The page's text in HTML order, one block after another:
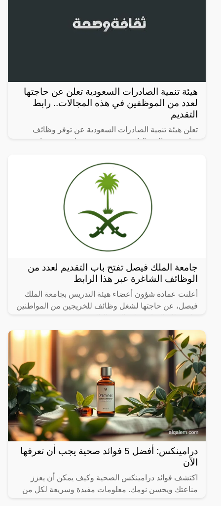
هيئة تنمية الصادرات السعودية تعلن عن حاجتها
لعدد من الموظفين في هذه المجالات.. رابط
التقديم
تعلن هيئة تنمية الصادرات السعودية عن توفر وظائف
شاغرة بمجالات (إدارية وتقنية وهندسية) في مقرها
جامعة الملك فيصل تفتح باب التقديم لعدد من
الوظائف الشاغرة عبر هذا الرابط
أعلنت عمادة شؤون أعضاء هيئة التدريس بجامعة الملك
فيصل، عن حاجتها لشغل وظائف للخريجين من المواطنين
درامينكس: أفضل 5 فوائد صحية يجب أن تعرفها
الآن
اكتشف فوائد درامينكس الصحية وكيف يمكن أن يعزز
مناعتك ويحسن نومك. معلومات مفيدة وسريعة لكل من